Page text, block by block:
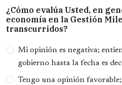
¿Cómo evalúa Usted, en
economía en la Gestión
transcurridos?
Opciones
Mi opinión es negativa;
gobierno hasta la fecha es
Tengo una opinión